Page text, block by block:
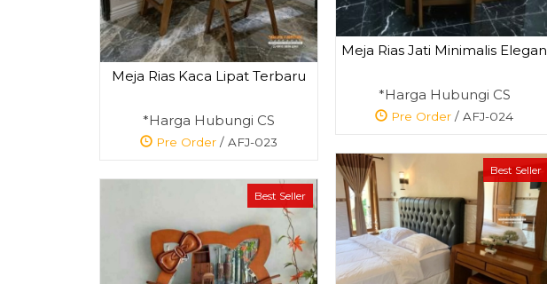
Meja Rias Jati Minimalis Elegan
*Harga Hubungi CS
Pre Order / AFJ-024
Meja Rias Kaca Lipat Terbaru
*Harga Hubungi CS
Pre Order/ AFJ-023
Best Seller
Best Seller